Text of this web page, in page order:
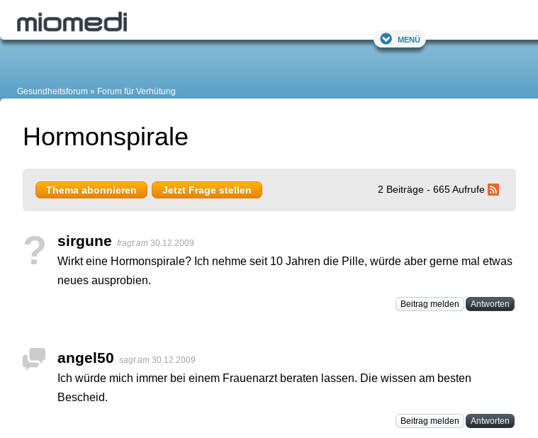
Menü
Gesundheitsforum Forum für Verhütung
Hormonspirale
Thema abonnieren Jetzt Frage stellen 2 Beiträge - 665 Aufrufe
? sirgune fragt am 30.12.2009
Wirkt eine Hormonspirale? Ich nehme seit 10 Jahren die Pille, würde aber gerne mal etwas
neues ausprobien.
Beitrag melden Antworten
angel50 sagt am 30.12.2009
Ich würde mich immer bei einem Frauenarzt beraten lassen. Die wissen am besten
Bescheid.
Beitrag melden Antworten